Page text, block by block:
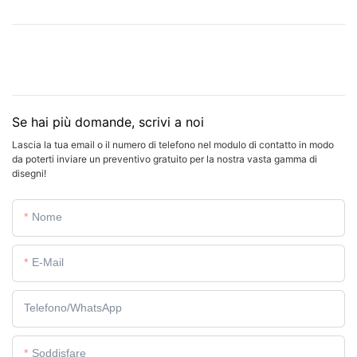
Se hai più domande, scrivi a noi
Lascia la tua email o il numero di telefono nel modulo di contatto in modo
da poterti inviare un preventivo gratuito per la nostra vasta gamma di
disegni!
Nome
E-Mail
Telefono/WhatsApp
Soddisfare